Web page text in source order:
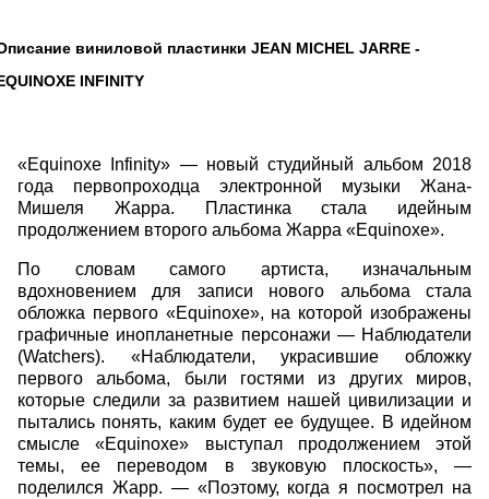
виниловой пластинки JEAN MICHEL JARRE -
INFINITY
«Equinoxe Infinity» — новый студийный альбом 2018
года первопроходца электронной музыки Жана-
Мишеля Жарра. Пластинка стала идейным
продолжением второго альбома Жарра «Equinoxe».
По словам самого артиста, изначальным
вдохновением для записи нового альбома стала
обложка первого «Equinoxe», на которой изображены
графичные инопланетные персонажи — Наблюдатели
(Watchers). «Наблюдатели, украсившие обложку
первого альбома, были гостями из других миров,
которые следили за развитием нашей цивилизации и
пытались понять, каким будет ее будущее. В идейном
смысле «Equinoxe» выступал продолжением этой
темы, ее переводом в звуковую плоскость», —
поделился Жарр. — «Поэтому, когда я посмотрел на